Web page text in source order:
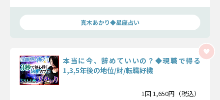
真木あかり◆星座占い
本当に今、辞めていいの？◆現職で得る
1,3,5年後の地位/財/転職好機
1回 1,650円（税込）